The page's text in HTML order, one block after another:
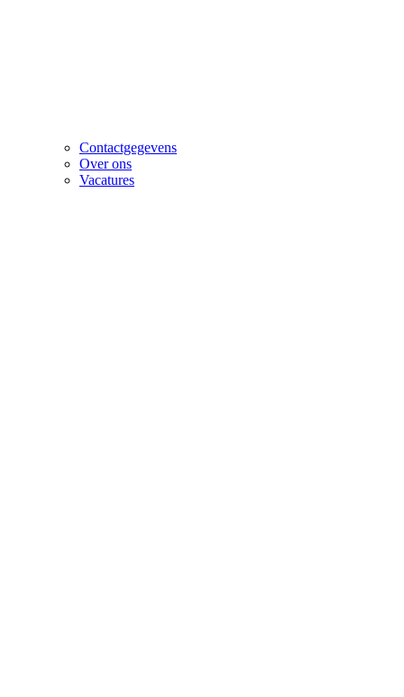
Contactgegevens
Over ons
Vacatures